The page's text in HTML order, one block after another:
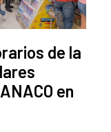
de la
en